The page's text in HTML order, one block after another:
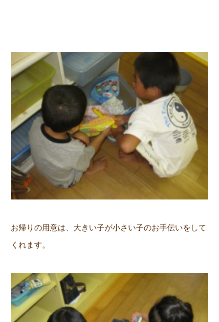
お帰りの用意は、大きい子が小さい子のお手伝いをして
くれます。